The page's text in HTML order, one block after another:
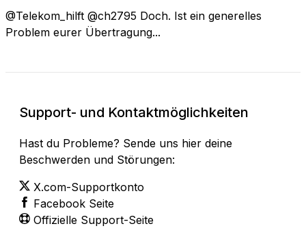
@Telekom_hilft @ch2795 Doch. Ist ein generelles
Problem eurer Übertragung...
Support- und Kontaktmöglichkeiten
Hast du Probleme? Sende uns hier deine
Beschwerden und Störungen:
X.com-Supportkonto
Facebook Seite
Offizielle Support-Seite